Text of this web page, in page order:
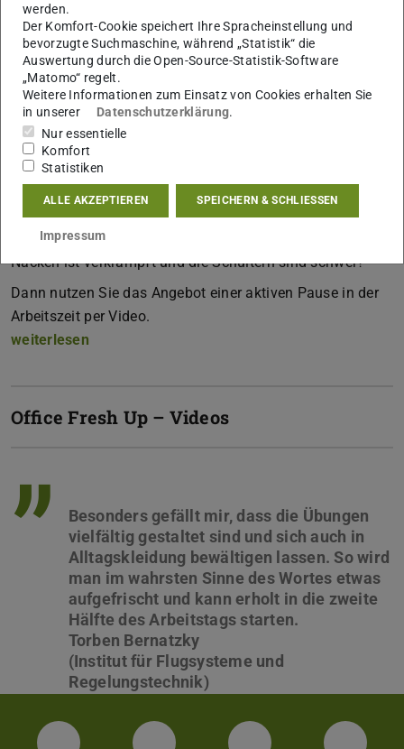
Sie fühlen sich am Tag abgeschlagen und ideenlos? Der
Nacken ist verkrampft und die Schultern sind schwer?
Dann nutzen Sie das Angebot einer aktiven Pause in der
Arbeitszeit per Video.
weiterlesen
Office Fresh Up – Videos
”
Besonders gefällt mir, dass die Übungen
vielfältig gestaltet sind und sich auch in
Alltagskleidung bewältigen lassen. So wird
man im wahrsten Sinne des Wortes etwas
aufgefrischt und kann erholt in die zweite
Hälfte des Arbeitstags starten.
Torben Bernatzky
(Institut für Flugsysteme und
werden.
Der Komfort-Cookie speichert Ihre Spracheinstellung und
bevorzugte Suchmaschine, während „Statistik“ die
Auswertung durch die Open-Source-Statistik-Software
„Matomo“ regelt.
Weitere Informationen zum Einsatz von Cookies erhalten Sie
in unserer
Datenschutzerklärung.
Nur essentielle
Komfort
Statistiken
ALLE AKZEPTIEREN SPEICHERN & SCHLIESSEN
Impressum